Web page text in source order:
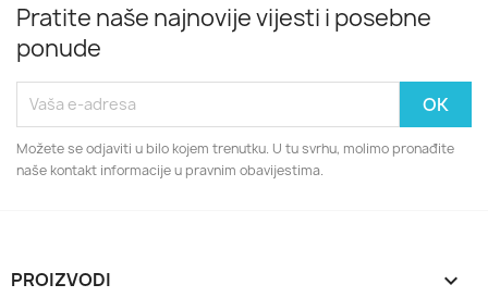
Pratite naše najnovije vijesti i posebne
ponude
Možete se odjaviti u bilo kojem trenutku. U tu svrhu, molimo pronađite
naše kontakt informacije u pravnim obavijestima.
PROIZVODI 